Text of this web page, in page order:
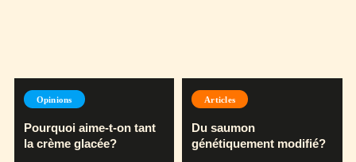
Opinions
Pourquoi aime-t-on tant
la crème glacée?
Articles
Du saumon
génétiquement modifié?